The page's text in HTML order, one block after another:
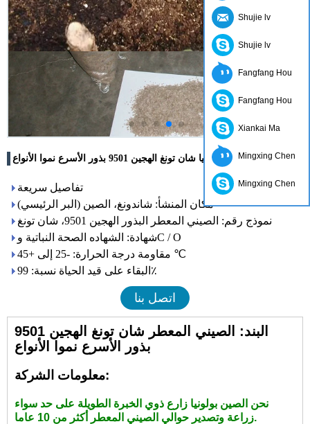
بولونيا شان تونغ الهجين 9501 بذور الأسرع نموا الأنواع
تفاصيل سريعة
مكان المنشأ: شاندونغ، الصين (البر الرئيسي)
نموذج رقم: الصيني المعطر البذور الهجين 9501، شان تونغ
شهادة: الشهاده الصحة النباتية وC / O
مقاومة درجة الحرارة: -25 إلى +45 ℃
البقاء على قيد الحياة نسبة: 99٪
اتصل بنا
البند: الصيني المعطر شان تونغ الهجين 9501
بذور الأسرع نموا الأنواع
معلومات الشركة:
نحن الصين بولونيا زارع ذوي الخبرة الطويلة على حد سواء
زراعة وتصدير حوالي الصيني المعطر أكثر من 10 عاما.
Shujie lv
Shujie lv
Fangfang Hou
Fangfang Hou
Xiankai Ma
Mingxing Chen
Mingxing Chen